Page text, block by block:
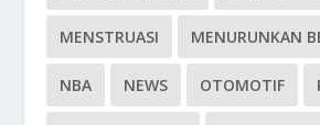
MENSTRUASI MENURUNKAN
NBA NEWS OTOMOTIF